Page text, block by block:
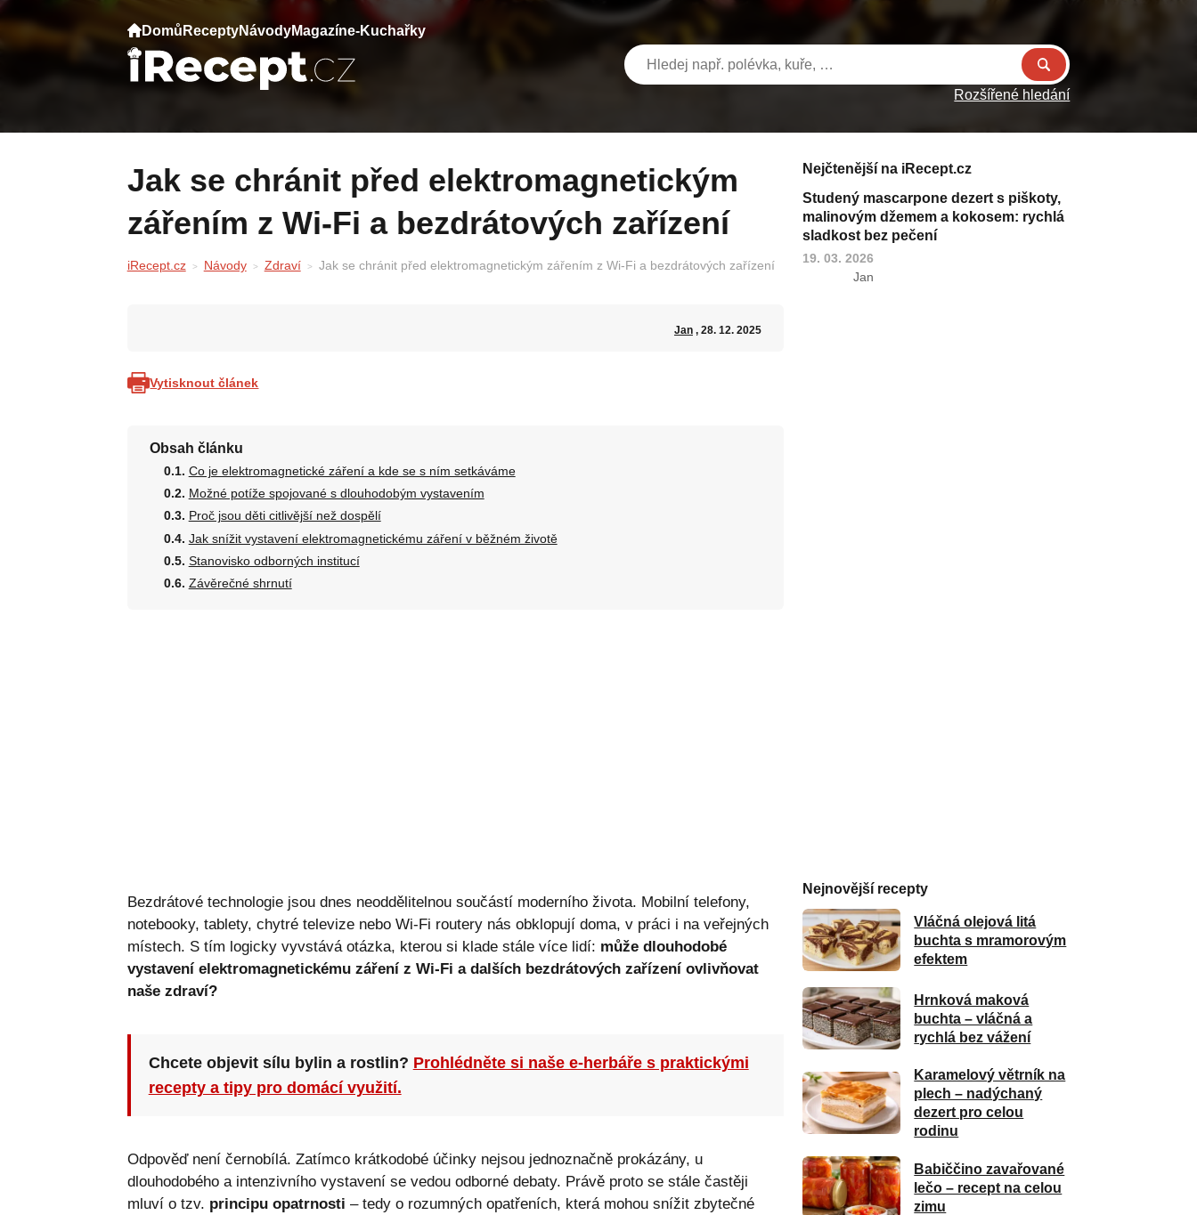
Domů ReceptyNávodyMagazíne-Kuchařky
Rozšířené hledání
Jak se chránit před elektromagnetickým
zářením z Wi-Fi a bezdrátových zařízení
iRecept.cz Návody Zdraví Jak se chránit před elektromagnetickým zářením z Wi-Fi a bezdrátových zařízení
Jan, 28. 12. 2025
Vytisknout článek
Obsah článku
Co je elektromagnetické záření a kde se s ním setkáváme
Možné potíže spojované s dlouhodobým vystavením
Proč jsou děti citlivější než dospělí
Jak snížit vystavení elektromagnetickému záření v běžném životě
Stanovisko odborných institucí
Závěrečné shrnutí
Bezdrátové technologie jsou dnes neoddělitelnou součástí moderního života. Mobilní telefony,
notebooky, tablety, chytré televize nebo Wi-Fi routery nás obklopují doma, v práci i na veřejných
místech. S tím logicky vyvstává otázka, kterou si klade stále více lidí: může dlouhodobé
vystavení elektromagnetickému záření z Wi-Fi a dalších bezdrátových zařízení ovlivňovat
naše zdraví?
Chcete objevit sílu bylin a rostlin? Prohlédněte si naše e-herbáře s praktickými
recepty a tipy pro domácí využití.
Odpověď není černobílá. Zatímco krátkodobé účinky nejsou jednoznačně prokázány, u
dlouhodobého a intenzivního vystavení se vedou odborné debaty. Právě proto se stále častěji
mluví o tzv. principu opatrnosti – tedy o rozumných opatřeních, která mohou snížit zbytečné
Nejčtenější na iRecept.cz
Studený mascarpone dezert s piškoty,
malinovým džemem a kokosem: rychlá
sladkost bez pečení
19. 03. 2026
Jan
Nejnovější recepty
Vláčná olejová litá
buchta s mramorovým
efektem
Hrnková maková
buchta – vláčná a
rychlá bez vážení
Karamelový větrník na
plech – nadýchaný
dezert pro celou
rodinu
Babiččino zavařované
lečo – recept na celou
zimu